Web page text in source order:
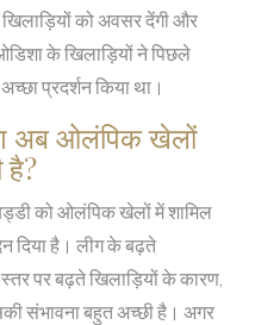
को अवसर देंगी और
के खिलाड़ियों ने पिछले
प्रदर्शन किया था।
अब ओलंपिक खेलों
है?
को ओलंपिक खेलों में शामिल
दिया है। लीग के बढ़ते
पर बढ़ते खिलाड़ियों के कारण,
संभावना बहुत अच्छी है। अगर